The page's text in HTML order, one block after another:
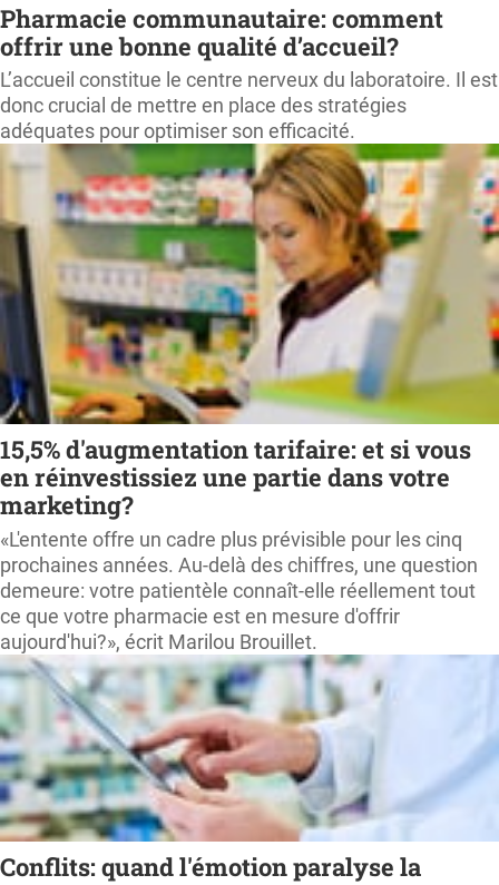
Pharmacie communautaire: comment
offrir une bonne qualité d’accueil?
L’accueil constitue le centre nerveux du laboratoire. Il est
donc crucial de mettre en place des stratégies
adéquates pour optimiser son efficacité.
15,5% d'augmentation tarifaire: et si vous
en réinvestissiez une partie dans votre
marketing?
«L'entente offre un cadre plus prévisible pour les cinq
prochaines années. Au-delà des chiffres, une question
demeure: votre patientèle connaît-elle réellement tout
ce que votre pharmacie est en mesure d'offrir
aujourd'hui?», écrit Marilou Brouillet.
Conflits: quand l'émotion paralyse la